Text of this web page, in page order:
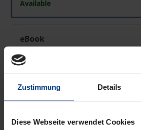
Zustimmung Details
Diese Webseite verwendet Cookies
Available
eBook
ISBN 978-3-8452-9608-1
Available
Prices include VAT. Depending on the